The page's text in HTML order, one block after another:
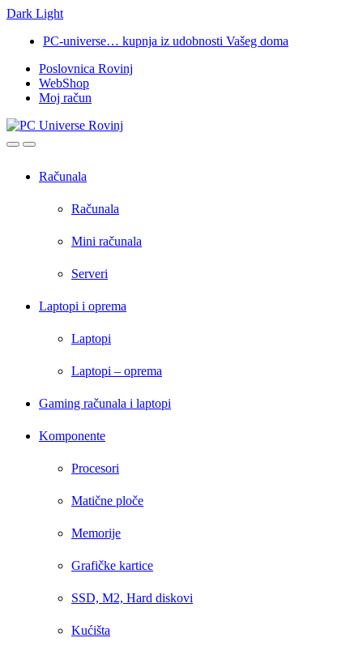
Dark Light
navigation
content
PC-universe… kupnja iz udobnosti Vašeg doma
Poslovnica Rovinj
WebShop
Moj račun
OpenClose
Računala
Računala
Mini računala
Serveri
Laptopi i oprema
Laptopi
Laptopi – oprema
Gaming računala i laptopi
Komponente
Procesori
Matične ploče
Memorije
Grafičke kartice
SSD, M2, Hard diskovi
Kućišta